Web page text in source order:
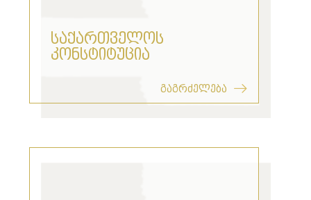
საქართველოს
კონსტიტუცია
გაგრძელება